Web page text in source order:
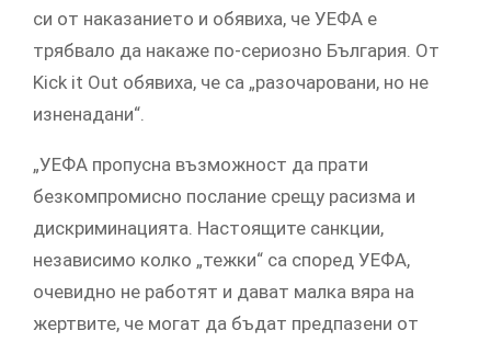
си от наказанието и обявиха, че УЕФА е
трябвало да накаже по-сериозно България. От
Kick it Out обявиха, че са „разочаровани, но не
изненадани“.
„УЕФА пропусна възможност да прати
безкомпромисно послание срещу расизма и
дискриминацията. Настоящите санкции,
независимо колко „тежки“ са според УЕФА,
очевидно не работят и дават малка вяра на
жертвите, че могат да бъдат предпазени от